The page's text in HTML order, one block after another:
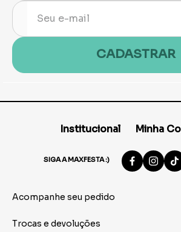
CADASTRAR
Institucional Minha
SIGA A MAXFESTA :)
Acompanhe seu pedido
Trocas e devoluções